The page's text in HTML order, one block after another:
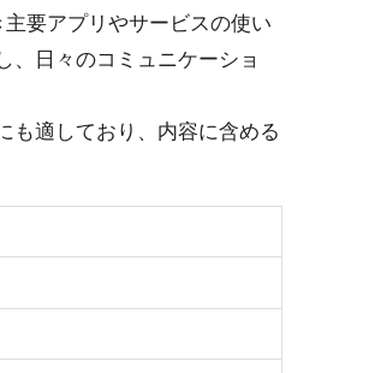
要アプリやサービスの使い
、日々のコミュニケーショ
も適しており、内容に含める